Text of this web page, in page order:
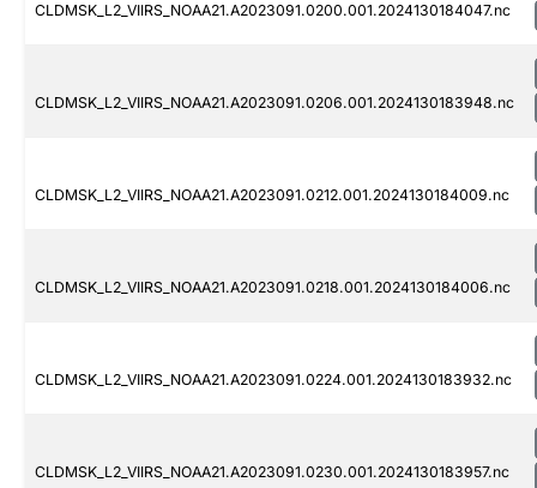
CLDMSK_L2_VIIRS_NOAA21.A2023091.0200.001.2024130184047.nc
CLDMSK_L2_VIIRS_NOAA21.A2023091.0206.001.2024130183948.nc
CLDMSK_L2_VIIRS_NOAA21.A2023091.0212.001.2024130184009.nc
CLDMSK_L2_VIIRS_NOAA21.A2023091.0218.001.2024130184006.nc
CLDMSK_L2_VIIRS_NOAA21.A2023091.0224.001.2024130183932.nc
CLDMSK_L2_VIIRS_NOAA21.A2023091.0230.001.2024130183957.nc